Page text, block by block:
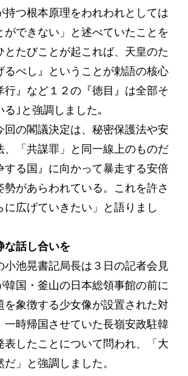
持つ根本原理をわれわれとしては
ができない」と述べていたことを
とたびことが起これば、天皇のた
るべし』ということが勅語の核心
行』など１２の『徳目』は全部そ
る｣と強調しました｡
の閣議決定は、秘密保護法や安
、「共謀罪」と同一線上のものだ
する国』に向かって暴走する安倍
勢があらわれている。これを許さ
に広げていきたい」と語りまし
な話し合いを
池晃書記局長は３日の記者会見
韓国・釜山の日本総領事館の前に
を象徴する少女像が設置された対
一時帰国させていた長嶺安政駐韓
表したことについて問われ、「大
」と強調しました。